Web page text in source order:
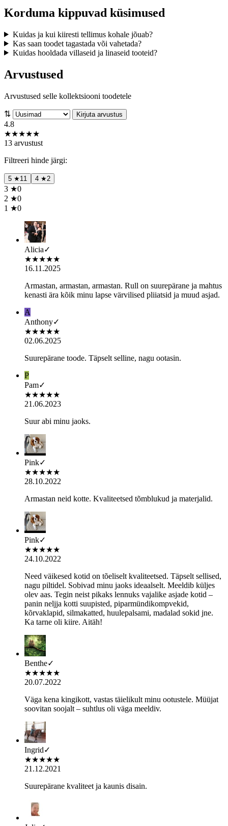
Korduma kippuvad küsimused
Kuidas ja kui kiiresti tellimus kohale jõuab?
Kas saan toodet tagastada või vahetada?
Kuidas hooldada villaseid ja linaseid tooteid?
Arvustused
Arvustused selle kollektsiooni toodetele
⇅ Kirjuta arvustus
4.8
★★★★★
13 arvustust
Filtreeri hinde järgi:
5 ★11 4 ★2
3 ★0
2 ★0
1 ★0
Alicia✓
★★★★★
16.11.2025
Armastan, armastan, armastan. Rull on suurepärane ja mahtus
kenasti ära kõik minu lapse värvilised pliiatsid ja muud asjad.
A
Anthony✓
★★★★★
02.06.2025
Suurepärane toode. Täpselt selline, nagu ootasin.
P
Pam✓
★★★★★
21.06.2023
Suur abi minu jaoks.
Pink✓
★★★★★
28.10.2022
Armastan neid kotte. Kvaliteetsed tõmblukud ja materjalid.
Pink✓
★★★★★
24.10.2022
Need väikesed kotid on tõeliselt kvaliteetsed. Täpselt sellised,
nagu piltidel. Sobivad minu jaoks ideaalselt. Meeldib küljes
olev aas. Tegin neist pikaks lennuks vajalike asjade kotid –
panin neljja kotti suupisted, piparmündikompvekid,
kõrvaklapid, silmakatted, huulepalsami, madalad sokid jne.
Ka tarne oli kiire. Aitäh!
Benthe✓
★★★★★
20.07.2022
Väga kena kingikott, vastas täielikult minu ootustele. Müüjat
soovitan soojalt – suhtlus oli väga meeldiv.
Ingrid✓
★★★★★
21.12.2021
Suurepärane kvaliteet ja kaunis disain.